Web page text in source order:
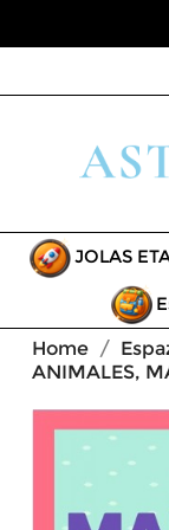
JOLAS
Home
ANIMALES,